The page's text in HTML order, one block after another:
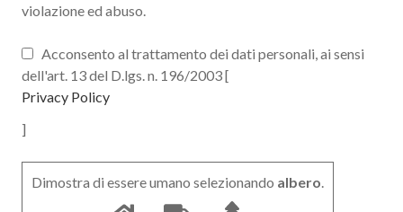
violazione ed abuso.
Acconsento al trattamento dei dati personali, ai sensi
dell'art. 13 del D.lgs. n. 196/2003 [
Privacy Policy
]
Dimostra di essere umano selezionando albero.